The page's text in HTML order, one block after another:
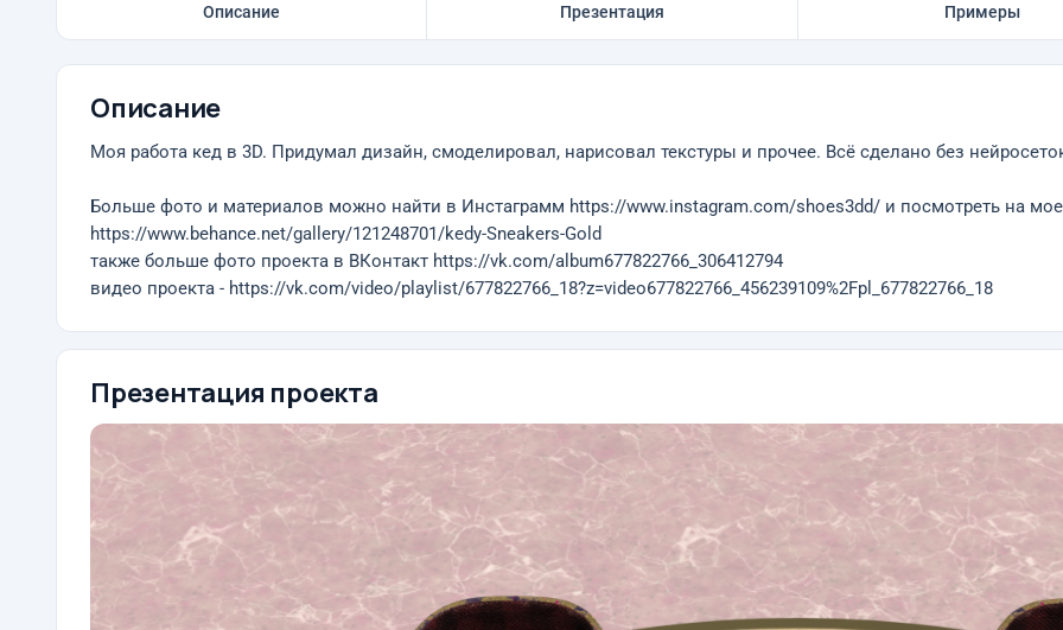
Описание Презентация Примеры
Описание
Моя работа кед в 3D. Придумал дизайн, смоделировал, нарисовал текстуры и прочее. Всё сделано без
Больше фото и материалов можно найти в Инстаграмм https://www.instagram.com/shoes3dd/ и посмотреть на
https://www.behance.net/gallery/121248701/kedy-Sneakers-Gold
также больше фото проекта в ВКонтакт https://vk.com/album677822766_306412794
видео проекта - https://vk.com/video/playlist/677822766_18?z=video677822766_456239109%2Fpl_677822766_18
Презентация проекта